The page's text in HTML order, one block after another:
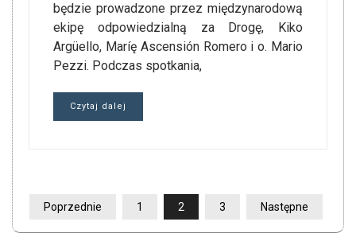
będzie prowadzone przez międzynarodową
ekipę odpowiedzialną za Drogę, Kiko
Argüello, Maríę Ascensión Romero i o. Mario
Pezzi. Podczas spotkania,
Czytaj dalej
STRONICOWANIE
WPISÓW
Poprzednie 1 2 3 Następne